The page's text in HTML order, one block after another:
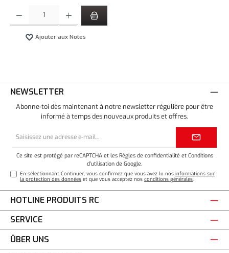
Ajouter aux Notes
NEWSLETTER
Abonne-toi dès maintenant à notre newsletter régulière pour être
informé à temps des nouveaux produits et offres.
e-
Ce site est protégé par reCAPTCHA et les Règles de confidentialité et Conditions
d'utilisation de Google.
En sélectionnant Continuer, vous confirmez que vous avez lu nosinformations sur
la protection des données et que vous acceptez nosconditions générales.
HOTLINE PRODUITS RC
SERVICE
ÜBER UNS